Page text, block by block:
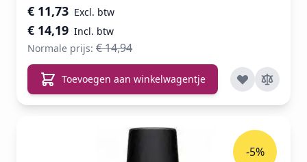
Speciale prijs
€ 14,19
€ 11,73
Normale prijs: € 14,94
Toevoegen aan winkelwagentje
-5%